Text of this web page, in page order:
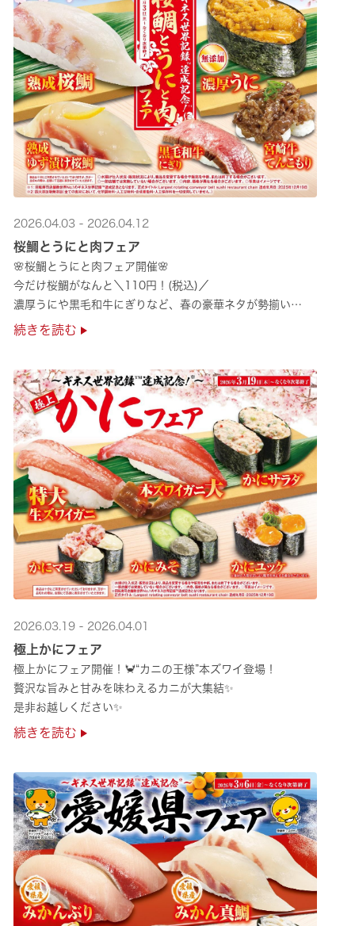
2026.04.03 - 2026.04.12
桜鯛とうにと肉フェア
🌸桜鯛とうにと肉フェア開催🌸
今だけ桜鯛がなんと＼110円！(税込)／
濃厚うにや黒毛和牛にぎりなど、春の豪華ネタが勢揃い
是非お越しください✨
続きを読む
2026.03.19 - 2026.04.01
極上かにフェア
極上かにフェア開催！🦀“カニの王様”本ズワイ登場！
贅沢な旨みと甘みを味わえるカニが大集結✨
是非お越しください✨
続きを読む